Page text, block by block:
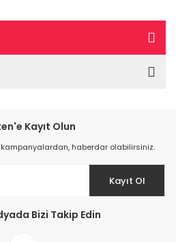
Kayıt Olun
haberdar olabilirsiniz.
Kayıt Ol
Bizi Takip Edin